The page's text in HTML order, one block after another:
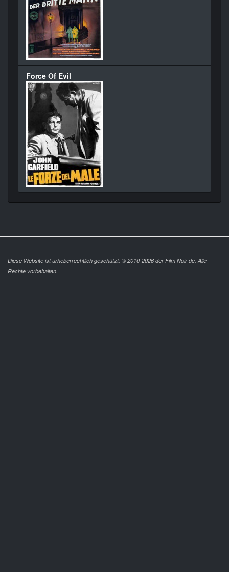
Force Of Evil
Diese Website ist urheberrechtlich geschützt: © 2010-2026 der Film Noir de. Alle
Rechte vorbehalten.